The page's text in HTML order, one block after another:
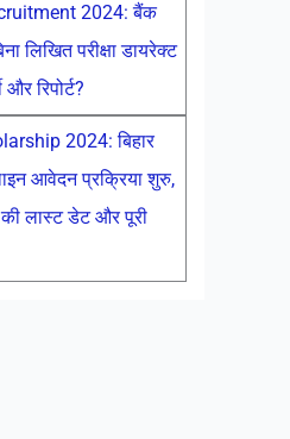
2024: बैंक
लिखित परीक्षा डायरेक्ट
और रिपोर्ट?
2024: बिहार
आवेदन प्रक्रिया शुरु,
लास्ट डेट और पूरी